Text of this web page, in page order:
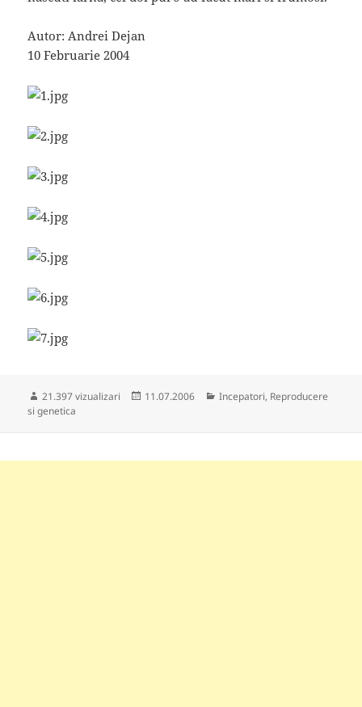
Autor: Andrei Dejan
10 Februarie 2004
21.397 vizualizari
Publicat
11.07.2006 Categorii
Incepatori, Reproducere
si genetica